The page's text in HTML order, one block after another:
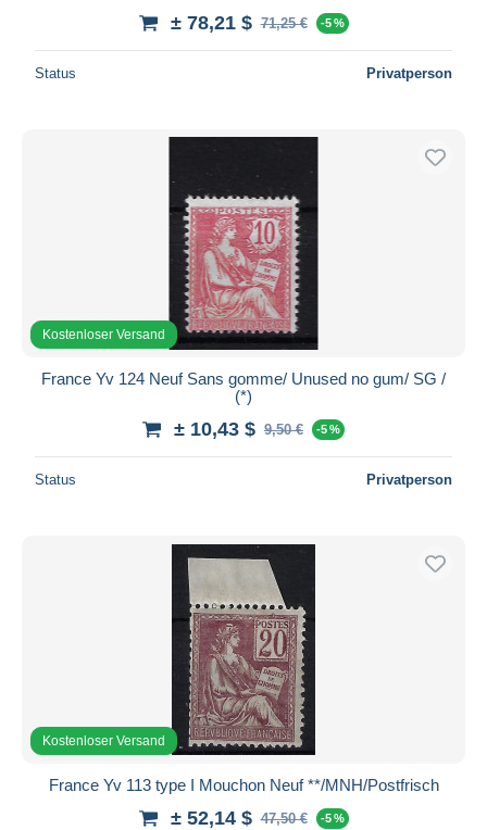
± 78,21 $ 71,25 € -5 %
Status Privatperson
Kostenloser Versand
France Yv 124 Neuf Sans gomme/ Unused no gum/ SG /
(*)
± 10,43 $ 9,50 € -5 %
Status Privatperson
Kostenloser Versand
France Yv 113 type I Mouchon Neuf **/MNH/Postfrisch
± 52,14 $ 47,50 € -5 %